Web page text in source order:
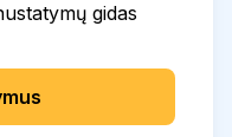
gidas